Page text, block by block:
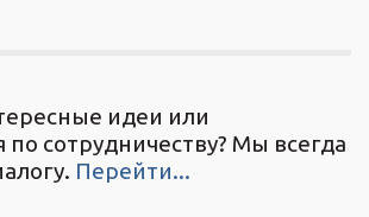
идеи или
сотрудничеству? Мы всегда
Перейти...